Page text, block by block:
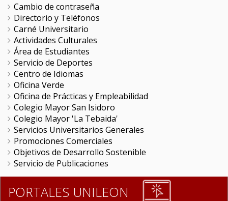
Cambio de contraseña
Directorio y Teléfonos
Carné Universitario
Actividades Culturales
Área de Estudiantes
Servicio de Deportes
Centro de Idiomas
Oficina Verde
Oficina de Prácticas y Empleabilidad
Colegio Mayor San Isidoro
Colegio Mayor 'La Tebaida'
Servicios Universitarios Generales
Promociones Comerciales
Objetivos de Desarrollo Sostenible
Servicio de Publicaciones
PORTALES UNILEON